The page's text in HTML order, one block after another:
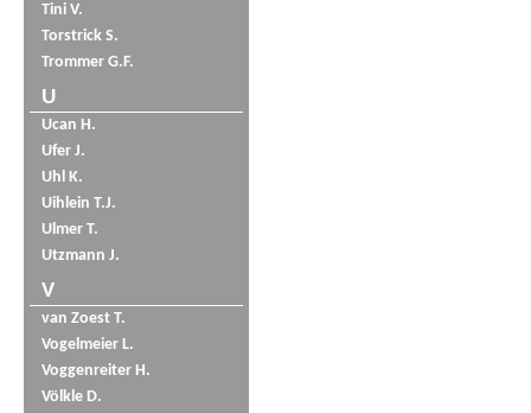
Tini V.
Torstrick S.
Trommer G.F.
U
Ucan H.
Ufer J.
Uhl K.
Uihlein T.J.
Ulmer T.
Utzmann J.
V
van Zoest T.
Vogelmeier L.
Voggenreiter H.
Völkle D.